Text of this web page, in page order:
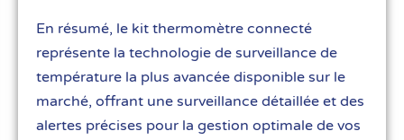
En résumé, le kit thermomètre connecté
représente la technologie de surveillance de
température la plus avancée disponible sur le
marché, offrant une surveillance détaillée et des
alertes précises pour la gestion optimale de vos